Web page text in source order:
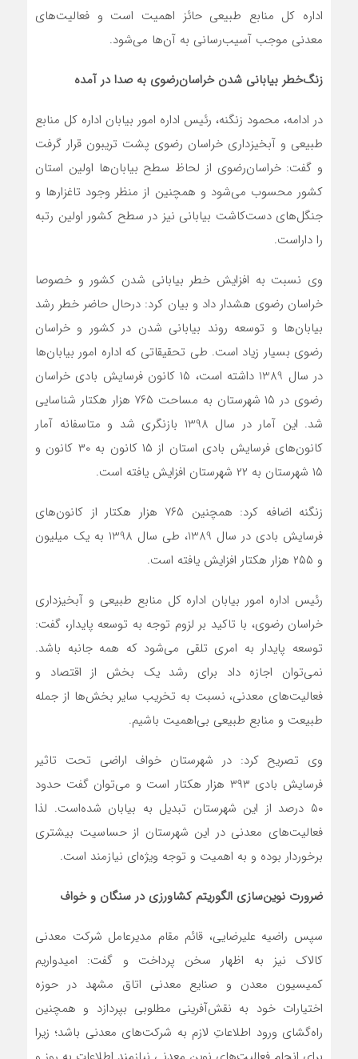
اداره کل منابع طبیعی حائز اهمیت است و فعالیت‌های
معدنی موجب آسیب‌رسانی به آن‌ها می‌شود.
زنگ‌خطر بیابانی شدن خراسان‌رضوی به صدا در آمده
در ادامه، محمود زنگنه، رئیس اداره امور بیابان اداره کل منابع
طبیعی و آبخیزداری خراسان رضوی پشت تریبون قرار گرفت
و گفت: خراسان‌رضوی از لحاظ سطح بیابان‌ها اولین استان
کشور محسوب می‌شود و همچنین از منظر وجود تاغزارها و
جنگل‌های دست‌کاشت بیابانی نیز در سطح کشور اولین رتبه
را داراست.
وی نسبت به افزایش خطر بیابانی شدن کشور و خصوصا
خراسان رضوی هشدار داد و بیان کرد: درحال حاضر خطر رشد
بیابان‌ها و توسعه روند بیابانی شدن در کشور و خراسان
رضوی بسیار زیاد است. طی تحقیقاتی که اداره امور بیابان‌ها
در سال 1389 داشته است، ۱۵ کانون فرسایش بادی خراسان
رضوی در ۱۵ شهرستان به مساحت ۷۶۵ هزار هکتار شناسایی
شد. این آمار در سال 1398 بازنگری شد و متاسفانه آمار
کانون‌های فرسایش بادی استان از ۱۵ کانون به ۳۰ کانون و
۱۵ شهرستان به ۲۲ شهرستان افزایش یافته است.
زنگنه اضافه کرد: همچنین ۷۶۵ هزار هکتار از کانون‌های
فرسایش بادی در سال 1389، طی سال 1398 به یک میلیون
و ۲۵۵ هزار هکتار افزایش یافته است.
رئیس اداره امور بیابان اداره کل منابع طبیعی و آبخیزداری
خراسان رضوی، با تاکید بر لزوم توجه به توسعه پایدار، گفت:
توسعه پایدار به امری تلقی می‌شود که همه جانبه باشد.
نمی‌توان اجازه داد برای رشد یک بخش از اقتصاد و
فعالیت‌های معدنی، نسبت به تخریب سایر بخش‌ها از جمله
طبیعت و منابع طبیعی بی‌اهمیت باشیم.
وی تصریح کرد: در شهرستان خواف اراضی تحت تاثیر
فرسایش بادی ۳۹۳ هزار هکتار است و می‌توان گفت حدود
۵۰ درصد از این شهرستان تبدیل به بیابان شده‌است. لذا
فعالیت‌های معدنی در این شهرستان از حساسیت بیشتری
برخوردار بوده و به اهمیت و توجه ویژه‌ای نیازمند است.
ضرورت نوین‌سازی الگوریتم کشاورزی در سنگان و خواف
سپس راضیه علیرضایی، قائم مقام مدیرعامل شرکت معدنی
کالاک نیز به اظهار سخن پرداخت و گفت: امیدواریم
کمیسیون معدن و صنایع معدنی اتاق مشهد در حوزه
اختیارات خود به نقش‌آفرینی مطلوبی بپردازد و همچنین
راه‌گشای ورود اطلاعاتِ لازم به شرکت‌های معدنی باشد؛ زیرا